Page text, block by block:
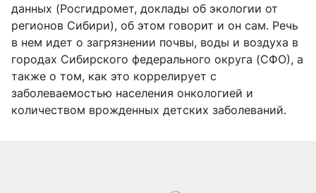
данных (Росгидромет, доклады об экологии от
регионов Сибири), об этом говорит и он сам. Речь
в нем идет о загрязнении почвы, воды и воздуха в
городах Сибирского федерального округа (СФО), а
также о том, как это коррелирует с
заболеваемостью населения онкологией и
количеством врожденных детских заболеваний.